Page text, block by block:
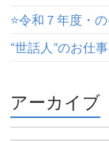
⭐️令和７年度・
“世話人”のお仕
アーカイブ